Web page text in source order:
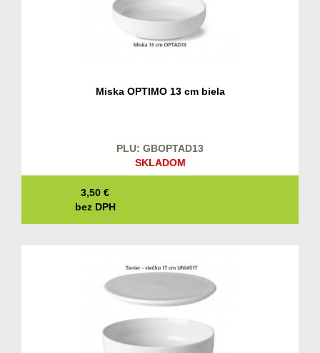
Miska OPTIMO 13 cm biela
PLU: GBOPTAD13
SKLADOM
3,50 €
bez DPH